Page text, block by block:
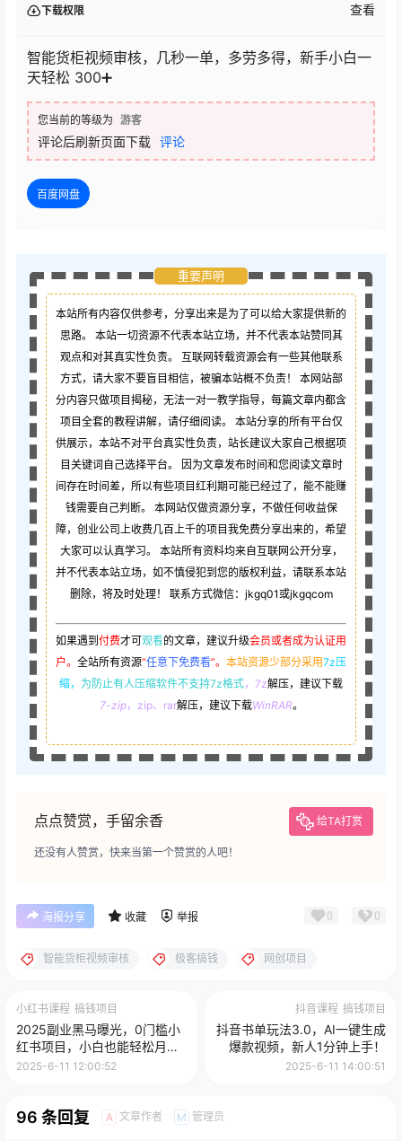
下载权限 查看
智能货柜视频审核，几秒一单，多劳多得，新手小白一
天轻松 300➕
您当前的等级为 游客
评论后刷新页面下载 评论
百度网盘
重要声明
本站所有内容仅供参考，分享出来是为了可以给大家提供新的
思路。 本站一切资源不代表本站立场，并不代表本站赞同其
观点和对其真实性负责。 互联网转载资源会有一些其他联系
方式，请大家不要盲目相信，被骗本站概不负责！ 本网站部
分内容只做项目揭秘，无法一对一教学指导，每篇文章内都含
项目全套的教程讲解，请仔细阅读。 本站分享的所有平台仅
供展示，本站不对平台真实性负责，站长建议大家自己根据项
目关键词自己选择平台。 因为文章发布时间和您阅读文章时
间存在时间差，所以有些项目红利期可能已经过了，能不能赚
钱需要自己判断。 本网站仅做资源分享，不做任何收益保
障，创业公司上收费几百上千的项目我免费分享出来的，希望
大家可以认真学习。 本站所有资料均来自互联网公开分享，
并不代表本站立场，如不慎侵犯到您的版权利益，请联系本站
删除，将及时处理！ 联系方式微信：jkgq01或jkgqcom
如果遇到 付费才可观看的文章，建议升级会员或者成为认证用
户。 全站所有资源“任意下免费看”。 本站资源少部分采用7z压
缩， 为防止有人压缩软件不支持7z格式，7z解压，建议下载
7-zip，zip、rar解压，建议下载WinRAR。
点点赞赏，手留余香 给TA打赏
还没有人赞赏，快来当第一个赞赏的人吧！
海报分享 收藏 举报 0 0
智能货柜视频审核 极客搞钱 网创项目
小红书课程 搞钱项目
2025副业黑马曝光，0门槛小
红书项目，小白也能轻松月入2
万+
2025-6-11 12:00:52
抖音课程 搞钱项目
抖音书单玩法3.0，AI一键生成
爆款视频，新人1分钟上手！
2025-6-11 14:00:51
96 条回复 A 文章作者 M 管理员